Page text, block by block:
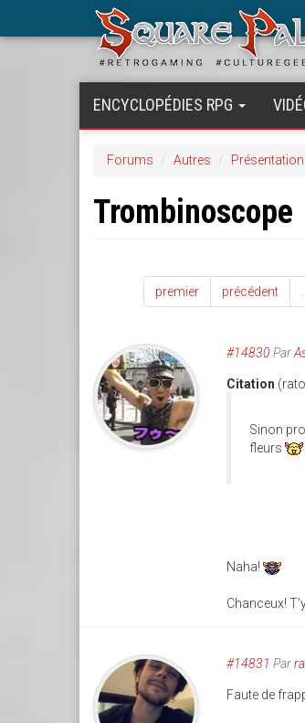
ENCYCLOPÉDIES RPG
Forums Autres Présentation
Trombinoscope
premier précédent
#14830 Par
Citation
Sinon
fleurs
Naha!
Chanceux!
#14831 Par
Faute de